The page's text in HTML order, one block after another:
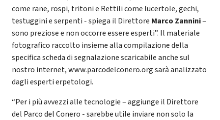
come rane, rospi, tritoni e Rettili come lucertole, gechi,
testuggini e serpenti - spiega il Direttore Marco Zannini–
sono preziose e non occorre essere esperti”. Il materiale
fotografico raccolto insieme alla compilazione della
specifica scheda di segnalazione scaricabile anche sul
nostro internet, www.parcodelconero.org sarà analizzato
dagli esperti erpetologi.
“Per i più avvezzi alle tecnologie – aggiunge il Direttore
del Parco del Conero - sarebbe utile inviare non solo la